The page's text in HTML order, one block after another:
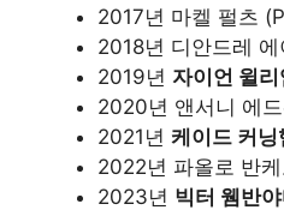
2017년 마켈 펄츠
2018년 디안드레
2019년 자이언 윌
2020년 앤서니 에
2021년 케이드 커닝
2022년 파올로 반
2023년 빅터 웸반